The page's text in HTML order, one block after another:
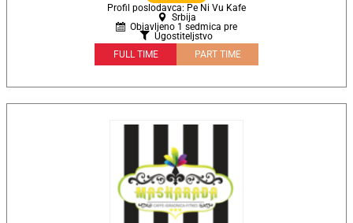
Profil poslodavca: Pe Ni Vu Kafe
Srbija
Objavljeno 1 sedmica pre
Ugostiteljstvo
FULL TIME
PART TIME